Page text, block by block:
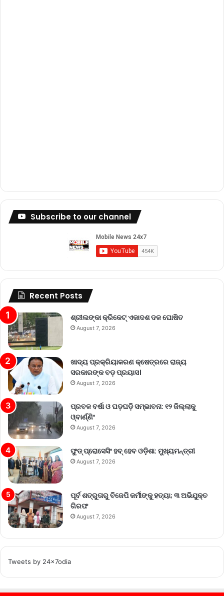
Subscribe to our channel
Recent Posts
ଶ୍ରୀଲଙ୍କା କ୍ରିକେଟ୍‌ ଏକାଦଶ ଦଳ ଘୋଷିତ
August 7, 2026
ଖାଦ୍ୟ ପ୍ରକ୍ରିୟାକରଣ କ୍ଷେତ୍ରରେ ରାଜ୍ୟ
ସରକାରଙ୍କ ବଡ଼ ପ୍ରୟାସ।
August 7, 2026
ପ୍ରବଳ ବର୍ଷା ଓ ଘଡ଼ଘଡ଼ି ସମ୍ଭାବନା: ୧୨ ଜିଲ୍ଲାକୁ
ଓ୍ବାର୍ଣ୍ଣିଂ
August 7, 2026
ଫୁଡ୍ ପ୍ରୋସେସିଂ ହବ୍ ହେବ ଓଡ଼ିଶା: ମୁଖ୍ୟମନ୍ତ୍ରୀ
August 7, 2026
ପୂର୍ବ ଶତ୍ରୁତାରୁ ବିଜେପି କର୍ମୀଙ୍କୁ ହତ୍ୟା; ୩ ଅଭିଯୁକ୍ତ
ଗିରଫ
August 7, 2026
Tweets by 24x7odia